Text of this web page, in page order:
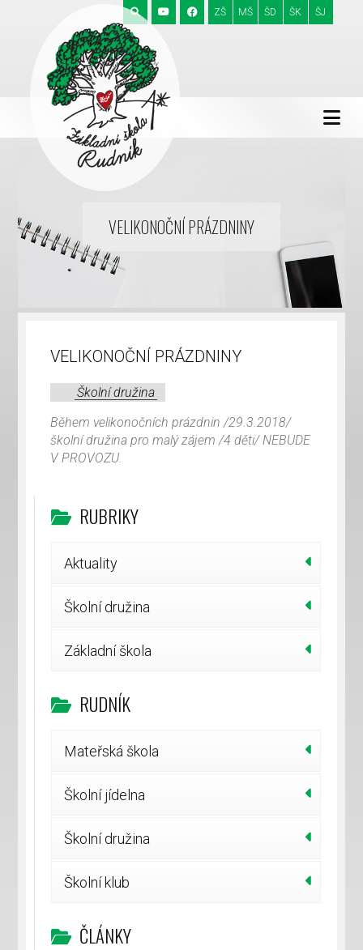
ZŠ MŠ ŠD ŠK ŠJ
VELIKONOČNÍ PRÁZDNINY
VELIKONOČNÍ PRÁZDNINY
Školní družina
Během velikonočních prázdnin /29.3.2018/
školní družina pro malý zájem /4 děti/ NEBUDE
V PROVOZU.
RUBRIKY
Aktuality
Školní družina
Základní škola
RUDNÍK
Mateřská škola
Školní jídelna
Školní družina
Školní klub
ČLÁNKY